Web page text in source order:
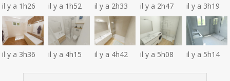
il y a 1h26 il y a 1h52 il y a 2h33 il y a 2h47 il y a 3h19
il y a 3h36 il y a 4h15 il y a 4h42 il y a 5h08 il y a 5h14